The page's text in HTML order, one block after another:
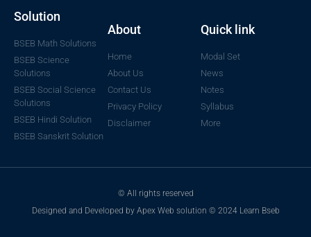
Solution
BSEB Math Solutions
BSEB Science
Solutions
BSEB Social Science
Solutions
BSEB Hindi Solution
BSEB Sanskrit Solution
About
Home
About Us
Contact Us
Privacy Policy
Disclaimer
Quick link
Modal Set
News
Notes
Syllabus
More
© All rights reserved
Designed and Developed by Apex Web solution © 2024 Learn Bseb